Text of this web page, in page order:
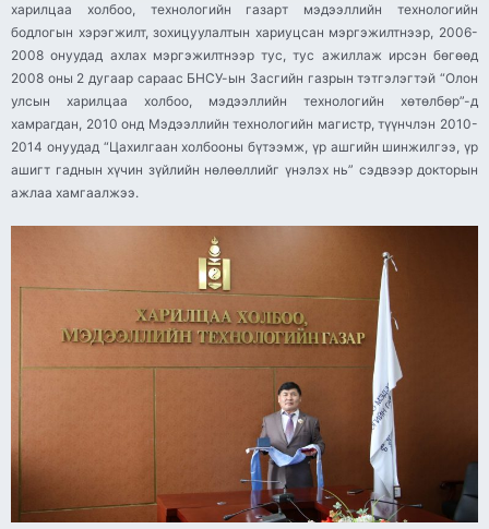
харилцаа холбоо, технологийн газарт мэдээллийн технологийн
бодлогын хэрэгжилт, зохицуулалтын хариуцсан мэргэжилтнээр, 2006-
2008 онуудад ахлах мэргэжилтнээр тус, тус ажиллаж ирсэн бөгөөд
2008 оны 2 дугаар сараас БНСУ-ын Засгийн газрын тэтгэлэгтэй “Олон
улсын харилцаа холбоо, мэдээллийн технологийн хөтөлбөр”-д
хамрагдан, 2010 онд Мэдээллийн технологийн магистр, түүнчлэн 2010-
2014 онуудад “Цахилгаан холбооны бүтээмж, үр ашгийн шинжилгээ, үр
ашигт гаднын хүчин зүйлийн нөлөөллийг үнэлэх нь” сэдвээр докторын
ажлаа хамгаалжээ.